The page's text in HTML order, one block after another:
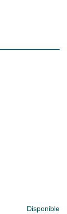
Disponible